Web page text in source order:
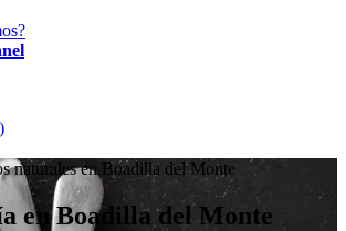
en Boadilla del Monte
en Boadilla del Monte